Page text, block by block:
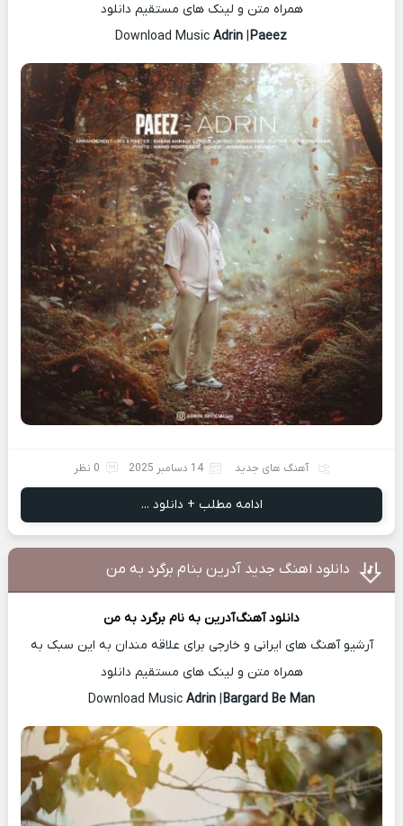
همراه متن و لینک های مستقیم دانلود
Adrin |Paeez
آهنگ های جدید 14 دسامبر 2025 0 نظر
ادامه مطلب + دانلود ...
دانلود اهنگ جدید آدرین بنام برگرد به من
دانلود آهنگآدرین به نام برگرد به من
آرشیو آهنگ های ایرانی و خارجی برای علاقه مندان به این سبک به
همراه متن و لینک های مستقیم دانلود
Download Music
Adrin|Bargard Be Man